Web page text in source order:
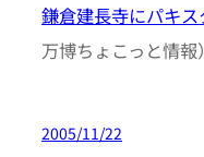
鎌倉建長寺にパキ
万博ちょこっと情報）
2005/11/22